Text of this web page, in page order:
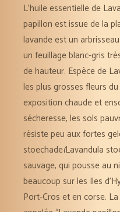
L’huile essentielle de
papillon est issue de la
lavande est un
un feuillage blanc-gris
de hauteur. Espèce de
les plus grosses fleurs
exposition chaude et
sécheresse, les sols
résiste peu aux fortes
stoechade(Lavandula
sauvage, qui pousse au
beaucoup sur les Iles
Port-Cros et en corse.